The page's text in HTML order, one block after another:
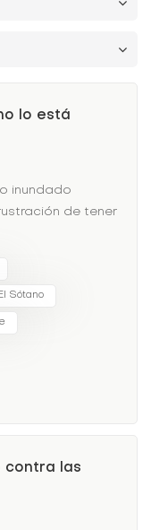
lo está
inundado
de tener
soluciones
cemento o las
fallar porque
para el
materiales
flexible e
esta
Sótano
contra las